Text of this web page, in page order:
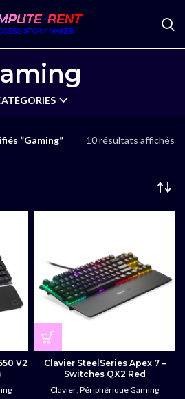
“Gaming” 10 résultats affichés
V2
Clavier SteelSeries Apex 7 –
Switches QX2 Red
Clavier, Périphérique Gaming